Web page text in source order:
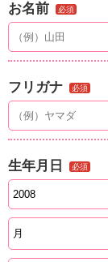
お名前 必須
フリガナ 必須
生年月日 必須